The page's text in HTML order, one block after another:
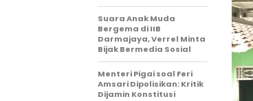
Suara Anak Muda
Bergema di IIB
Darmajaya, Verrel Minta
Bijak Bermedia Sosial
Menteri Pigai soal Feri
Amsari Dipolisikan: Kritik
Dijamin Konstitusi